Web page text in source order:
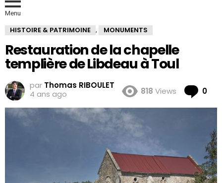
Menu
HISTOIRE & PATRIMOINE , MONUMENTS
Restauration de la chapelle
templière de Libdeau à Toul
par Thomas RIBOULET
4 ans ago
818 Views 0